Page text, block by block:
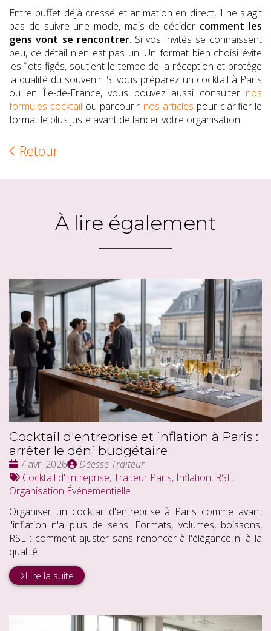
Entre buffet déjà dressé et animation en direct, il ne s'agit
pas de suivre une mode, mais de décider comment les
gens vont se rencontrer. Si vos invités se connaissent
peu, ce détail n'en est pas un. Un format bien choisi évite
les îlots figés, soutient le tempo de la réception et protège
la qualité du souvenir. Si vous préparez un cocktail à Paris
ou en Île-de-France, vous pouvez aussi consulter nos
formules cocktail ou parcourir nos articles pour clarifier le
format le plus juste avant de lancer votre organisation.
Retour
À lire également
Cocktail d'entreprise et inflation à Paris :
arrêter le déni budgétaire
Date
:
7 avr. 2026
Publié
par
Déesse Traiteur
Tags
:
Cocktail d'Entreprise,Traiteur Paris, Inflation, RSE,
Organisation Événementielle
Organiser un cocktail d'entreprise à Paris comme avant
l'inflation n'a plus de sens. Formats, volumes, boissons,
RSE : comment ajuster sans renoncer à l'élégance ni à la
qualité.
Lire la suite